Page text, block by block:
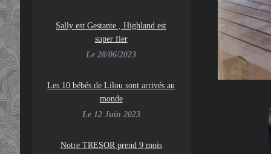
Sally est Gestante , Highland est
super fier
Le 28/06/2023
Les 10 bébés de Lilou sont arrivés au
monde
Le 12 Juin 2023
Notre TRESOR prend 9 mois